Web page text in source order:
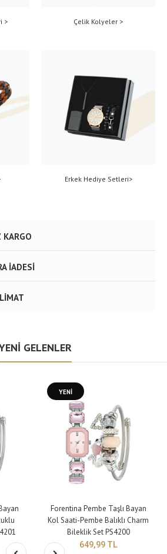
> Çelik Kolyeler >
Erkek Hediye Setleri>
KARGO
İADESİ
GELENLER
YENİ
Forentina Pembe Taşlı Bayan
Kol Saati-Pembe Balıklı Charm
Bileklik Set PS4200
649,99 TL